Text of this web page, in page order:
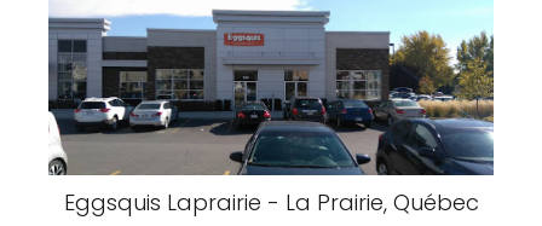
Eggsquis Laprairie - La Prairie, Québec